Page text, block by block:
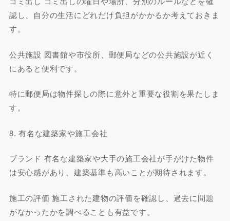
認し、自分の生活にどれだけ負担がかかるか考えておきま
す。
公共施設 図書館や市役所、郵便局などの公共施設が近く
にあると便利です。
特に郵便局は物件探しの際に意外と重要な役割を果たしま
す。
8. 有名な建築家や施工会社
ブランド 有名な建築家や大手の施工会社が手がけた物件
は安心感があり、建築基準も高いことが期待されます。
施工の評価 施工された建物の評価を確認し、過去に問題
がなかったかを調べることも有益です。